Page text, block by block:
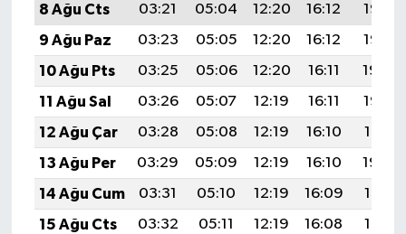
8 Ağu Cts
03:21 05:04 12:20 16:12
19:26
9 Ağu Paz
03:23 05:05 12:20 16:12
19:25
10 Ağu Pts
03:25 05:06 12:20 16:11
19:24
11 Ağu Sal
03:26 05:07 12:19 16:11
19:22
12 Ağu Çar
03:28 05:08 12:19 16:10
19:21
13 Ağu Per
03:29 05:09 12:19 16:10
19:20
14 Ağu Cum
03:31 05:10 12:19 16:09
19:18
15 Ağu Cts
03:32 05:11 12:19 16:08
19:17